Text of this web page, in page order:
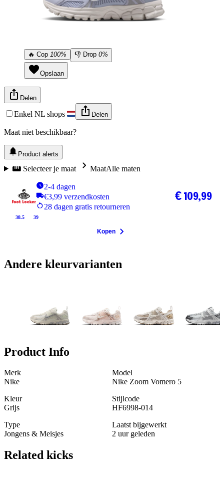
🔥 Cop 100% 👎 Drop 0%
Opslaan
Delen
Enkel NL shops Delen
Maat niet beschikbaar?
Product alerts
Selecteer je maat MaatAlle maten
2-4 dagen
€3,99 verzendkosten
28 dagen gratis retourneren
38.5 39
€ 109,99
Kopen
Andere kleurvarianten
Product Info
Merk
Nike
Model
Nike Zoom Vomero 5
Kleur
Grijs
Stijlcode
HF6998-014
Type
Jongens & Meisjes
Laatst bijgewerkt
2 uur geleden
Related kicks